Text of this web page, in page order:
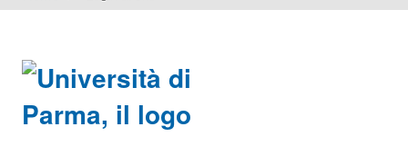
Italiano ‎(it)‎